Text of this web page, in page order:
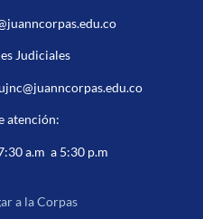
Judiciales
atención:
a.m a 5:30 p.m
a la Corpas